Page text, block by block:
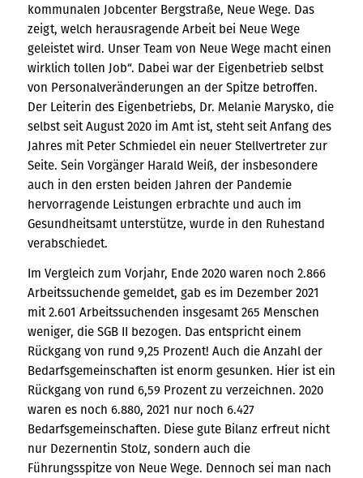
kommunalen Jobcenter Bergstraße, Neue Wege. Das
zeigt, welch herausragende Arbeit bei Neue Wege
geleistet wird. Unser Team von Neue Wege macht einen
wirklich tollen Job“. Dabei war der Eigenbetrieb selbst
von Personalveränderungen an der Spitze betroffen.
Der Leiterin des Eigenbetriebs, Dr. Melanie Marysko, die
selbst seit August 2020 im Amt ist, steht seit Anfang des
Jahres mit Peter Schmiedel ein neuer Stellvertreter zur
Seite. Sein Vorgänger Harald Weiß, der insbesondere
auch in den ersten beiden Jahren der Pandemie
hervorragende Leistungen erbrachte und auch im
Gesundheitsamt unterstütze, wurde in den Ruhestand
verabschiedet.
Im Vergleich zum Vorjahr, Ende 2020 waren noch 2.866
Arbeitssuchende gemeldet, gab es im Dezember 2021
mit 2.601 Arbeitssuchenden insgesamt 265 Menschen
weniger, die SGB II bezogen. Das entspricht einem
Rückgang von rund 9,25 Prozent! Auch die Anzahl der
Bedarfsgemeinschaften ist enorm gesunken. Hier ist ein
Rückgang von rund 6,59 Prozent zu verzeichnen. 2020
waren es noch 6.880, 2021 nur noch 6.427
Bedarfsgemeinschaften. Diese gute Bilanz erfreut nicht
nur Dezernentin Stolz, sondern auch die
Führungsspitze von Neue Wege. Dennoch sei man nach